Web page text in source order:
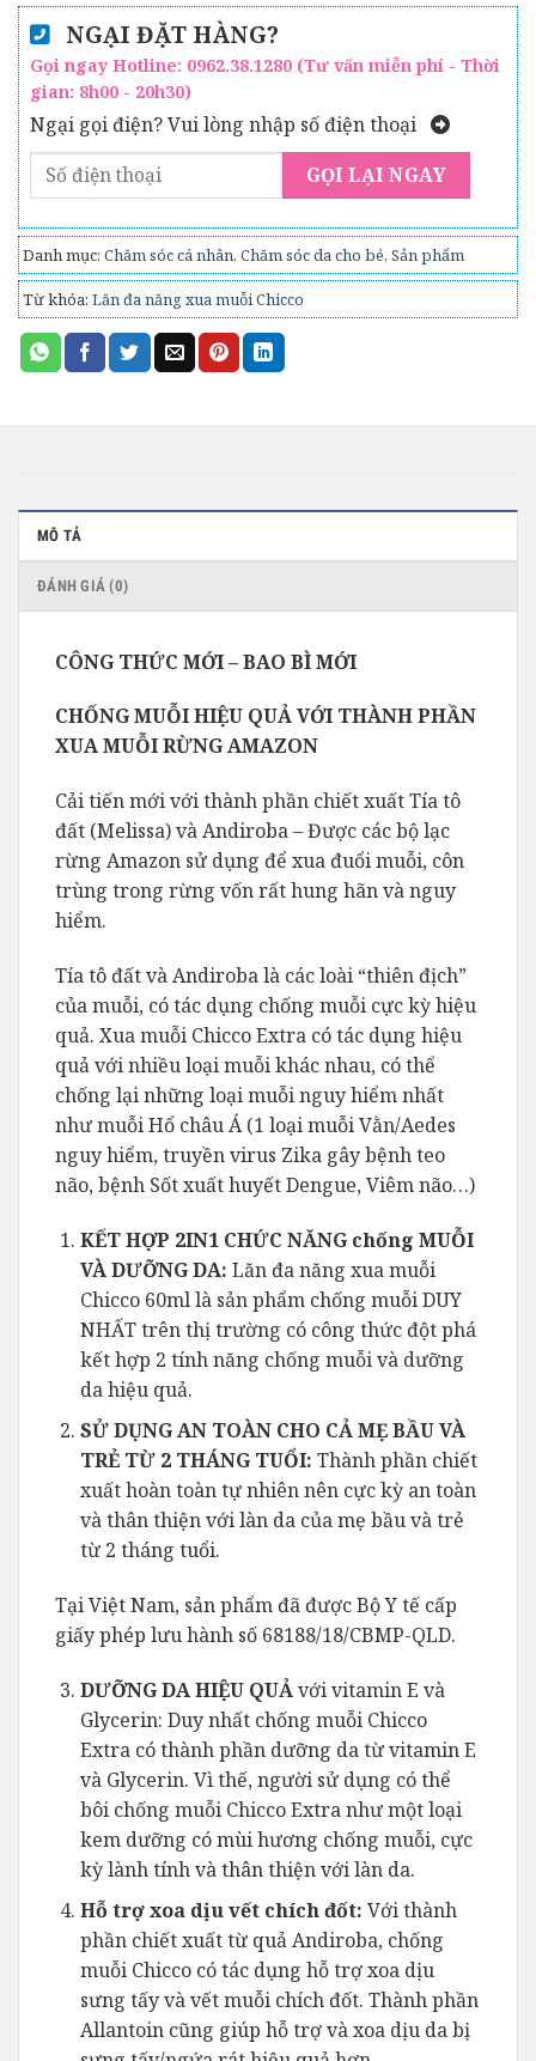
NGẠI ĐẶT HÀNG?
Gọi ngay Hotline: 0962.38.1280 (Tư vấn miễn phí - Thời
gian: 8h00 - 20h30)
Ngại gọi điện? Vui lòng nhập số điện thoại
Danh mục: Chăm sóc cá nhân, Chăm sóc da cho bé, Sản phẩm
Từ khóa: Lăn đa năng xua muỗi Chicco
MÔ TẢ
ĐÁNH GIÁ (0)
CÔNG THỨC MỚI – BAO BÌ MỚI
CHỐNG MUỖI HIỆU QUẢ VỚI THÀNH PHẦN
XUA MUỖI RỪNG AMAZON
Cải tiến mới với thành phần chiết xuất Tía tô
đất (Melissa) và Andiroba – Được các bộ lạc
rừng Amazon sử dụng để xua đuổi muỗi, côn
trùng trong rừng vốn rất hung hãn và nguy
hiểm.
Tía tô đất và Andiroba là các loài “thiên địch”
của muỗi, có tác dụng chống muỗi cực kỳ hiệu
quả. Xua muỗi Chicco Extra có tác dụng hiệu
quả với nhiều loại muỗi khác nhau, có thể
chống lại những loại muỗi nguy hiểm nhất
như muỗi Hổ châu Á (1 loại muỗi Vằn/Aedes
nguy hiểm, truyền virus Zika gây bệnh teo
não, bệnh Sốt xuất huyết Dengue, Viêm não…)
KẾT HỢP 2IN1 CHỨC NĂNG chống MUỖI
VÀ DƯỠNG DA: Lăn đa năng xua muỗi
Chicco 60ml là sản phẩm chống muỗi DUY
NHẤT trên thị trường có công thức đột phá
kết hợp 2 tính năng chống muỗi và dưỡng
da hiệu quả.
SỬ DỤNG AN TOÀN CHO CẢ MẸ BẦU VÀ
TRẺ TỪ 2 THÁNG TUỔI: Thành phần chiết
xuất hoàn toàn tự nhiên nên cực kỳ an toàn
và thân thiện với làn da của mẹ bầu và trẻ
từ 2 tháng tuổi.
Tại Việt Nam, sản phẩm đã được Bộ Y tế cấp
giấy phép lưu hành số 68188/18/CBMP-QLD.
DƯỠNG DA HIỆU QUẢvới vitamin E và
Glycerin: Duy nhất chống muỗi Chicco
Extra có thành phần dưỡng da từ vitamin E
và Glycerin. Vì thế, người sử dụng có thể
bôi chống muỗi Chicco Extra như một loại
kem dưỡng có mùi hương chống muỗi, cực
kỳ lành tính và thân thiện với làn da.
Hỗ trợ xoa dịu vết chích đốt: Với thành
phần chiết xuất từ quả Andiroba, chống
muỗi Chicco có tác dụng hỗ trợ xoa dịu
sưng tấy và vết muỗi chích đốt. Thành phần
Allantoin cũng giúp hỗ trợ và xoa dịu da bị